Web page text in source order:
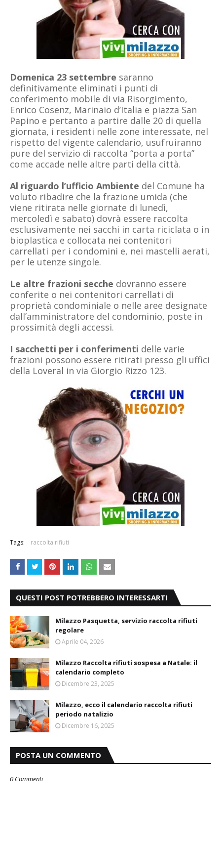
Domenica 23 settembre saranno
definitivamente eliminati i punti di
conferimento mobile di via Risorgimento,
Enrico Cosenz, Marinaio d’Italia e piazza San
Papino e pertanto a partire dalle 20 di quella
giornata, i residenti nelle zone interessate, nel
rispetto del vigente calendario, usufruiranno
pure del servizio di raccolta “porta a porta”
come accade nelle altre parti della città.
Al riguardo l’ufficio Ambiente del Comune ha
voluto ribadire che la frazione umida (che
viene ritirata nelle giornate di lunedì,
mercoledì e sabato) dovrà essere raccolta
esclusivamente nei sacchi in carta riciclata o in
bioplastica e collocata nei contenitori
carrellati per i condomini e, nei mastelli aerati,
per le utenze singole.
Le altre frazioni secche dovranno essere
conferite o nei contenitori carrellati di
proprietà condominiale o nelle aree designate
dall’amministratore del condominio, poste in
prossimità degli accessi.
I sacchetti per i conferimenti delle varie
frazioni possono essere ritirati presso gli uffici
della Loveral in via Giorgio Rizzo 123.
Tags: raccolta rifiuti
QUESTI POST POTREBBERO INTERESSARTI
Milazzo Pasquetta, servizio raccolta rifiuti
regolare
Aprile 04, 2026
Milazzo Raccolta rifiuti sospesa a Natale: il
calendario completo
Dicembre 23, 2025
Milazzo, ecco il calendario raccolta rifiuti
periodo natalizio
Dicembre 16, 2025
POSTA UN COMMENTO
0 Commenti